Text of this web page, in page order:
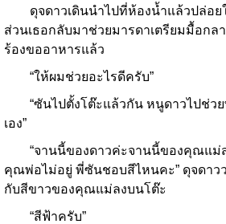
ดุจดาวเดินนำไปที่ห้องน้ำแล้วปล่อย
ส่วนเธอกลับมาช่วยมารดาเตรียมมื้อกล
ร้องขออาหารแล้ว
“ให้ผมช่วยอะไรดีครับ”
“ซันไปตั้งโต๊ะแล้วกัน หนูดาวไปช่วย
เอง”
“จานนี้ของดาวค่ะจานนี้ของคุณแม่
คุณพ่อไม่อยู่ พี่ซันชอบสีไหนคะ” ดุจดาว
กับสีขาวของคุณแม่ลงบนโต๊ะ
“สีฟ้าครับ”